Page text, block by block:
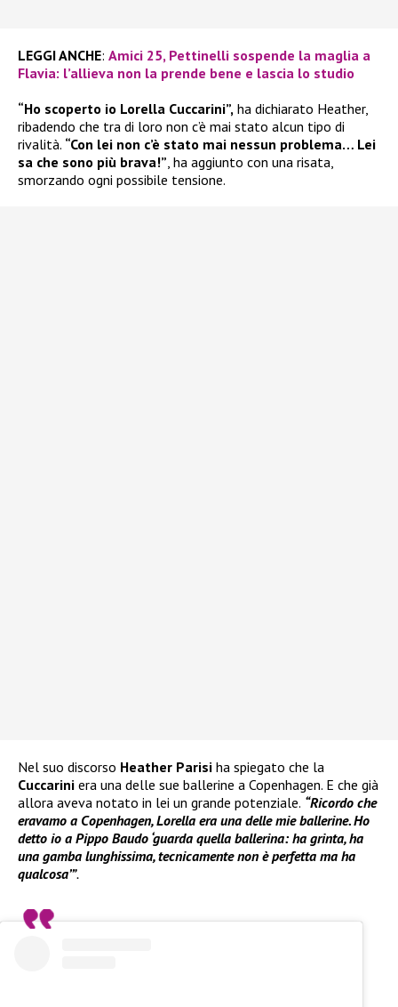
LEGGI ANCHE: Amici 25, Pettinelli sospende la maglia a
Flavia: l’allieva non la prende bene e lascia lo studio
“Ho scoperto io Lorella Cuccarini”, ha dichiarato Heather,
ribadendo che tra di loro non c’è mai stato alcun tipo di
rivalità. “Con lei non c’è stato mai nessun problema… Lei
sa che sono più brava!”, ha aggiunto con una risata,
smorzando ogni possibile tensione.
Nel suo discorso Heather Parisi ha spiegato che la
Cuccarini era una delle sue ballerine a Copenhagen. E che già
allora aveva notato in lei un grande potenziale. “Ricordo che
eravamo a Copenhagen, Lorella era una delle mie ballerine. Ho
detto io a Pippo Baudo ‘guarda quella ballerina: ha grinta, ha
una gamba lunghissima, tecnicamente non è perfetta ma ha
qualcosa’”.